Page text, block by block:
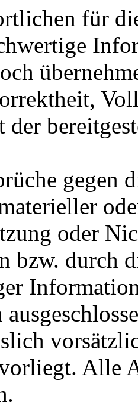
für
der
gegen
oder
bzw. durch
Alle